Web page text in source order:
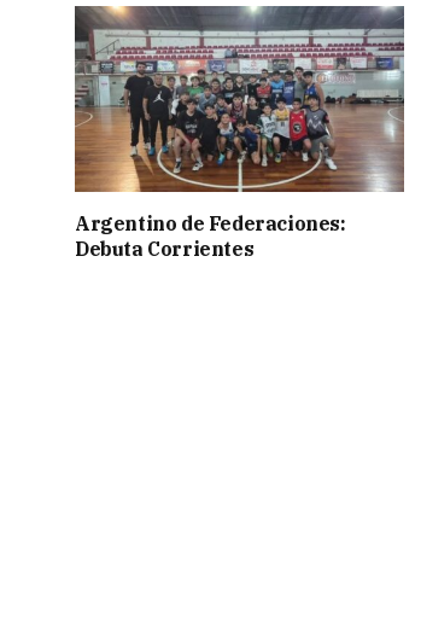
Argentino de Federaciones:
Debuta Corrientes